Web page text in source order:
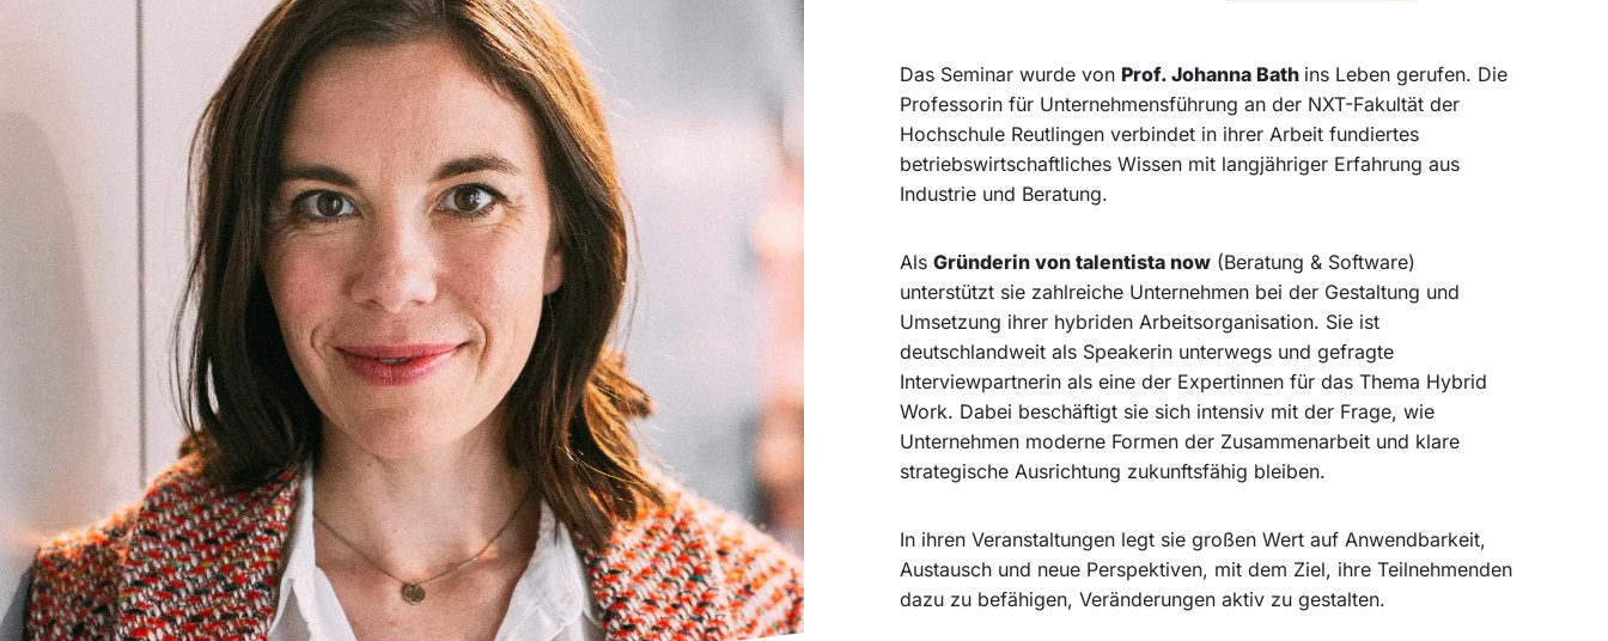
Das Seminar wurde von Prof. Johanna Bath ins Leben gerufen. Die
Professorin für Unternehmensführung an der NXT-Fakultät der
Hochschule Reutlingen verbindet in ihrer Arbeit fundiertes
betriebswirtschaftliches Wissen mit langjähriger Erfahrung aus
Industrie und Beratung.
Als Gründerin von talentista now (Beratung & Software)
unterstützt sie zahlreiche Unternehmen bei der Gestaltung und
Umsetzung ihrer hybriden Arbeitsorganisation. Sie ist
deutschlandweit als Speakerin unterwegs und gefragte
Interviewpartnerin als eine der Expertinnen für das Thema Hybrid
Work. Dabei beschäftigt sie sich intensiv mit der Frage, wie
Unternehmen moderne Formen der Zusammenarbeit und klare
strategische Ausrichtung zukunftsfähig bleiben.
In ihren Veranstaltungen legt sie großen Wert auf Anwendbarkeit,
Austausch und neue Perspektiven, mit dem Ziel, ihre Teilnehmenden
dazu zu befähigen, Veränderungen aktiv zu gestalten.